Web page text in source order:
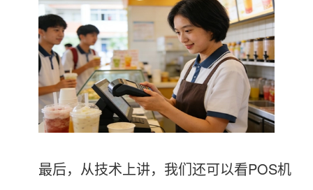
最后，从技术上讲，我们还可以看POS机